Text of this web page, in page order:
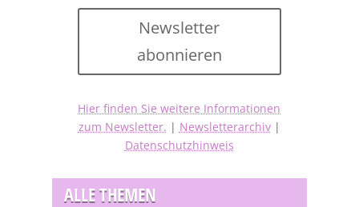
Newsletter
abonnieren
Hier finden Sie weitere Informationen
zum Newsletter. | Newsletterarchiv|
Datenschutzhinweis
ALLE THEMEN